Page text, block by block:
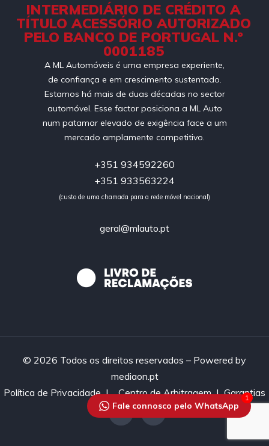
INTERMEDIÁRIO DE CRÉDITO A
TÍTULO ACESSÓRIO AUTORIZADO
PELO BANCO DE PORTUGAL N.º
0001185
A ML Automóveis é uma empresa experiente,
de confiança e em crescimento sustentado.
Estamos há mais de duas décadas no sector
automóvel. Esse factor posiciona a ML Auto
num patamar elevado de exigência face a um
mercado amplamente competitivo.
+351 934592260
+351 933563224
(custo de uma chamada para a rede móvel nacional)
geral@mlauto.pt
© 2026 Todos os direitos reservados – Powered by
mediaon.pt
Política de Privacidade|Centro de Arbitragem |Garantias
Fale connosco pelo WhatsApp
1